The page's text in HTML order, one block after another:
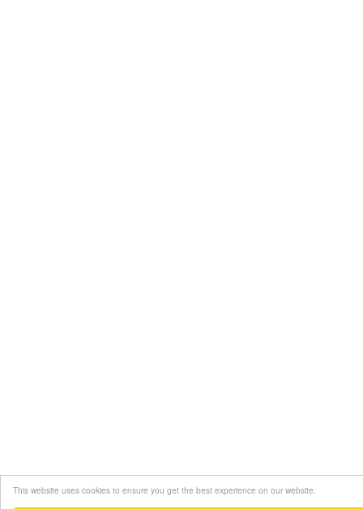
This website uses cookies to ensure you get the best experience on our website.